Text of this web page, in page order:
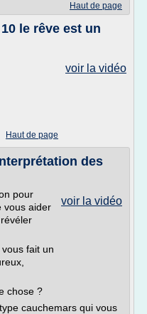
Haut de page
le rêve est un
voir la vidéo
Haut de page
des
voir la vidéo
pour
vous aider
fait un
chose ?
cauchemars qui vous